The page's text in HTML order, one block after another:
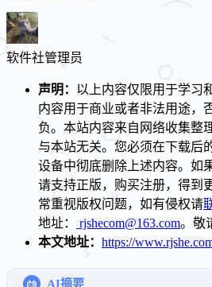
软件社管理员
声明： 以上内容仅限用于学习
内容用于商业或者非法用途，
负。本站内容来自网络收集整
与本站无关。您必须在下载后
设备中彻底删除上述内容。如
请支持正版，购买注册，得到
常重视版权问题，如有侵权请
地址：
rjshecom@163.com。敬
本文地址： https://
AI摘要